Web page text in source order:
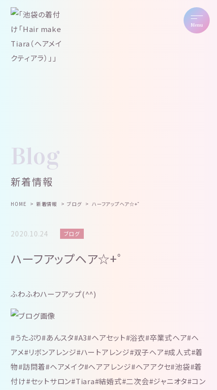
Menu
Blog
新着情報
HOME 新着情報 ブログ ハーフアップヘア☆+゜
2020.10.24 ブログ
ハーフアップヘア☆+゜
ふわふわハーフアップ(^^)
#うたぷり#あんスタ#A3#ヘアセット#浴衣#卒業式ヘア#ヘ
アメ#リボンアレンジ#ハートアレンジ#双子ヘア#成人式#着
物#訪問着#ヘアメイク#ヘアアレンジ#ヘアアクセ#池袋#着
付け#セットサロン#Tiara#結婚式#二次会#ジャニオタ#コン